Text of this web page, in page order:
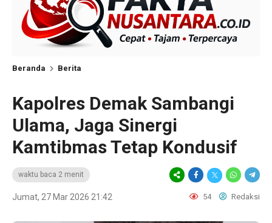
Beranda Berita
Kapolres Demak Sambangi
Ulama, Jaga Sinergi
Kamtibmas Tetap Kondusif
waktu baca 2 menit
Jumat, 27 Mar 2026 21:42 54 Redaksi